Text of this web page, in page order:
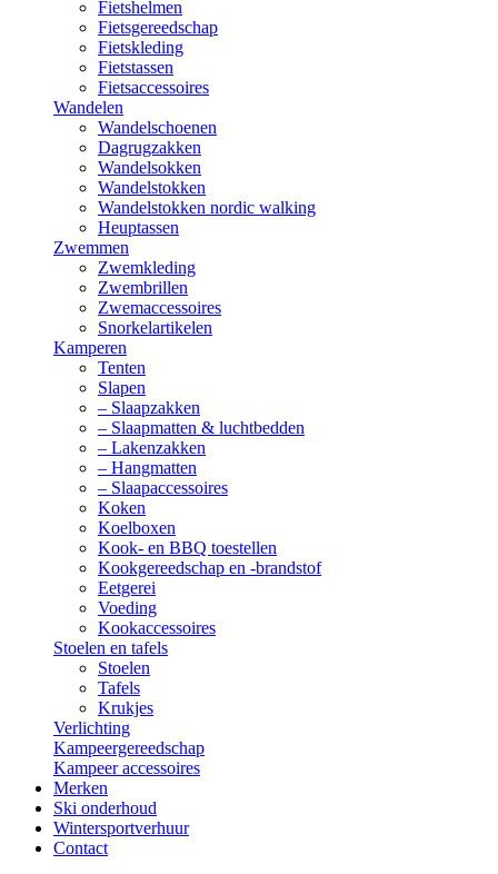
Fietshelmen
Fietsgereedschap
Fietskleding
Fietstassen
Fietsaccessoires
Wandelen
Wandelschoenen
Dagrugzakken
Wandelsokken
Wandelstokken
Wandelstokken nordic walking
Heuptassen
Zwemmen
Zwemkleding
Zwembrillen
Zwemaccessoires
Snorkelartikelen
Kamperen
Tenten
Slapen
– Slaapzakken
– Slaapmatten & luchtbedden
– Lakenzakken
– Hangmatten
– Slaapaccessoires
Koken
Koelboxen
Kook- en BBQ toestellen
Kookgereedschap en -brandstof
Eetgerei
Voeding
Kookaccessoires
Stoelen en tafels
Stoelen
Tafels
Krukjes
Verlichting
Kampeergereedschap
Kampeer accessoires
Merken
Ski onderhoud
Wintersportverhuur
Contact